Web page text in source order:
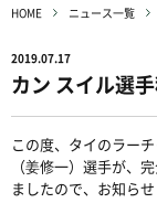
HOME ニュース一覧
2019.07.17
カン スイル選
この度、タイのラー
（姜修一）選手が、
ましたので、お知らせ